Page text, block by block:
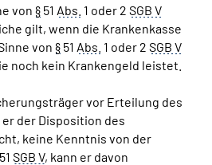
(DGS)
von § 51 Abs. 1 oder 2 SGB V
gilt, wenn die Krankenkasse
von § 51 Abs. 1 oder 2 SGB V
noch kein Krankengeld leistet.
vor Erteilung des
der Disposition des
keine Kenntnis von der
51 SGB V, kann er davon